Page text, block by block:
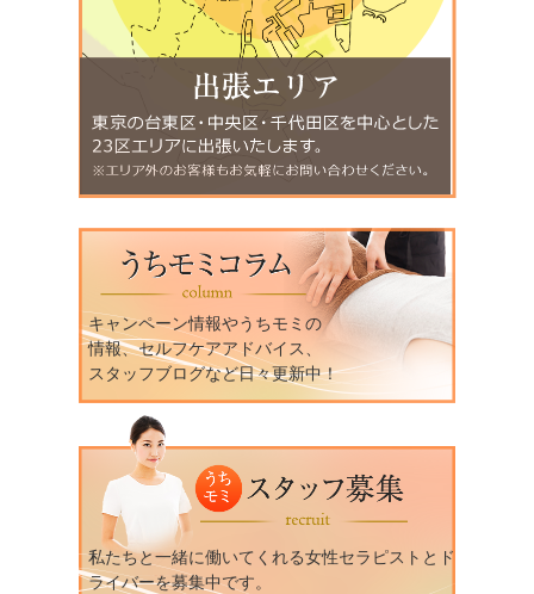
キャンペーン情報やうちモミの
情報、セルフケアアドバイス、
スタッフブログなど日々更新中！
私たちと一緒に働いてくれる女性セラピストとド
ライバーを募集中です。